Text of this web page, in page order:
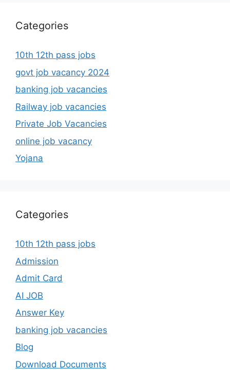
Categories
10th 12th pass jobs
govt job vacancy 2024
banking job vacancies
Railway job vacancies
Private Job Vacancies
online job vacancy
Yojana
Categories
10th 12th pass jobs
Admission
Admit Card
AI JOB
Answer Key
banking job vacancies
Blog
Download Documents